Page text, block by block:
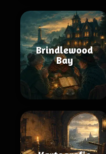
Brindlewood
Bay